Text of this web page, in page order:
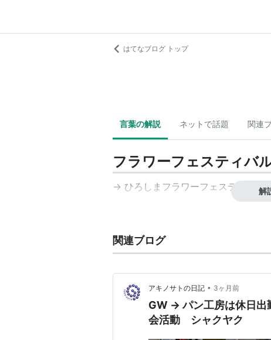
はてなブログ トップ
言葉の解説 ネットで話題 関連
フラワーフェスティバ
→ ひろしまフラワーフェスティバル
解
関連ブログ
アキノサトの日記 • 3ヶ月前
GW → パン工房は休日出
会活動 シャクヤク